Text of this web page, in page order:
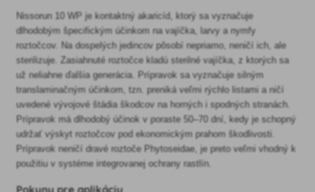
Nissorun 10 WP je kontaktný akaricíd, ktorý sa vyznačuje
dlhodobým špecifickým účinkom na vajíčka, larvy a nymfy
roztočcov. Na dospelých jedincov pôsobí nepriamo, neničí ich, ale
sterilizuje. Zasiahnuté roztočce kladú sterilné vajíčka, z ktorých sa
už neliahne ďalšia generácia. Prípravok sa vyznačuje silným
translaminačným účinkom, tzn. preniká veľmi rýchlo listami a ničí
uvedené vývojové štádia škodcov na horných i spodných stranách.
Prípravok má dlhodobý účinok v poraste 50–70 dní, kedy je schopný
udržať výskyt roztočcov pod ekonomickým prahom škodlivosti.
Prípravok neničí dravé roztoče Phytoseidae, je preto veľmi vhodný k
použitiu v systéme integrovanej ochrany rastlín.